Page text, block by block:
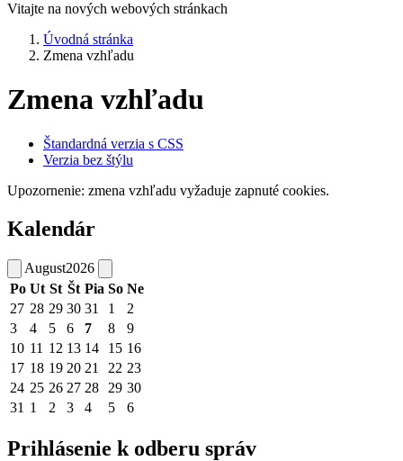
Vitajte na nových webových stránkach
Úvodná stránka
Zmena vzhľadu
Zmena vzhľadu
Štandardná verzia s CSS
Verzia bez štýlu
Upozornenie: zmena vzhľadu vyžaduje zapnuté cookies.
Kalendár
August2026
Po Ut St Št Pia So Ne
27 28 29 30 31 1
2
3
4 5 6 7 8
9
10 11 12 13 14 15 16
17 18 19 20 21 22 23
24 25 26 27 28 29 30
31 1 2 3 4 5 6
Prihlásenie k odberu správ